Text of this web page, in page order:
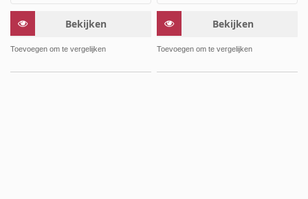
Bekijken
Toevoegen om te vergelijken
Bekijken
Toevoegen om te vergelijken